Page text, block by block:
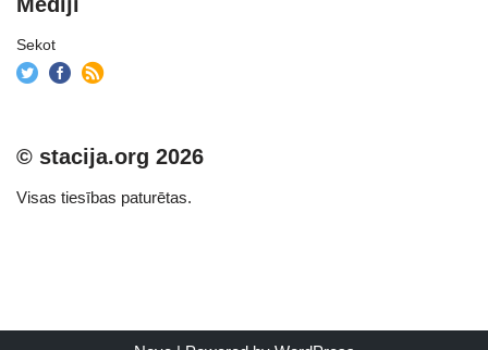
Sekot
© stacija.org 2026
Visas tiesības paturētas.